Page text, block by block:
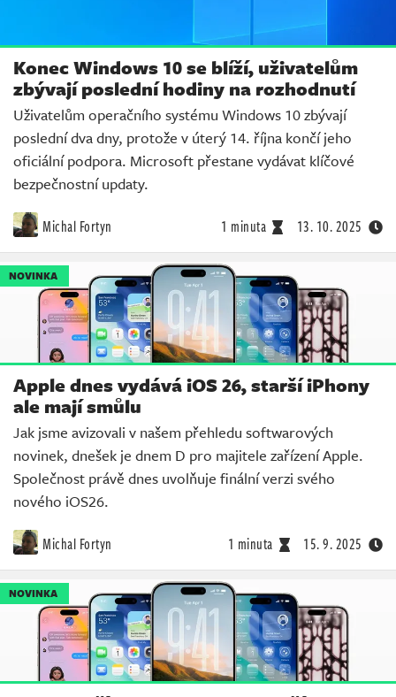
Konec Windows 10 se blíží, uživatelům
zbývají poslední hodiny na rozhodnutí
Uživatelům operačního systému Windows 10 zbývají
poslední dva dny, protože v úterý 14. října končí jeho
oficiální podpora. Microsoft přestane vydávat klíčové
bezpečnostní updaty.
Michal Fortyn 1 minuta 13. 10. 2025
NOVINKA
Apple dnes vydává iOS 26, starší iPhony
ale mají smůlu
Jak jsme avizovali v našem přehledu softwarových
novinek, dnešek je dnem D pro majitele zařízení Apple.
Společnost právě dnes uvolňuje finální verzi svého
nového iOS26.
Michal Fortyn 1 minuta 15. 9. 2025
NOVINKA